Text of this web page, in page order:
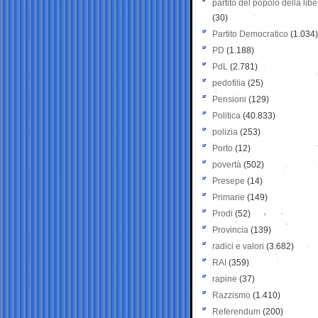
partito del popolo della
(30)
Partito Democratico (1.034)
PD (1.188)
PdL (2.781)
pedofilia (25)
Pensioni (129)
Politica (40.833)
polizia (253)
Porto (12)
povertà (502)
Presepe (14)
Primarie (149)
Prodi (52)
Provincia (139)
radici e valori (3.682)
RAI (359)
rapine (37)
Razzismo (1.410)
Referendum (200)